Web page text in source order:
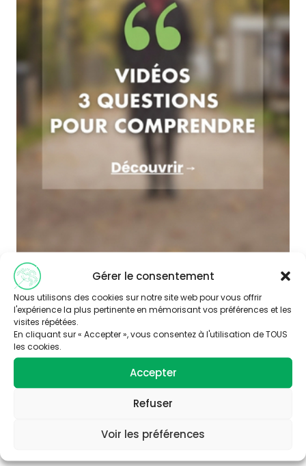
Gérer le consentement
Nous utilisons des cookies sur notre site web pour vous offrir
l'expérience la plus pertinente en mémorisant vos préférences et les
visites répétées.
En cliquant sur « Accepter », vous consentez à l'utilisation de TOUS
les cookies.
Accepter
Refuser
Voir les préférences